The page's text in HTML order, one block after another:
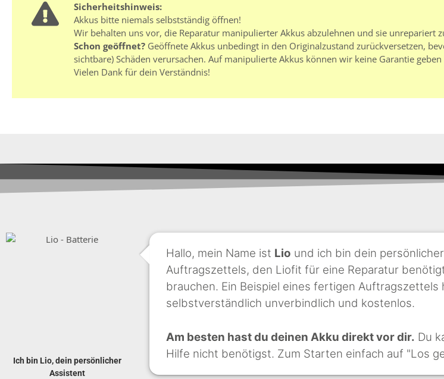
Sicherheitshinweis:
Akkus bitte niemals selbstständig öffnen!
Wir behalten uns vor, die Reparatur manipulierter Akkus abzulehnen und sie unrepariert
Schon geöffnet?Geöffnete Akkus unbedingt in den Originalzustand zurückversetzen,
sichtbare) Schäden verursachen. Auf manipulierte Akkus können wir keine Garantie
Vielen Dank für dein Verständnis!
Ich bin Lio, dein persönlicher
Assistent
Hallo, mein Name ist Lio und ich bin dein
Auftragszettels, den Liofit für eine Reparatur
brauchen. Ein Beispiel eines fertigen
selbstverständlich unverbindlich und kostenlos.
Am besten hast du deinen Akku direkt vor dir. Du
Hilfe nicht benötigst. Zum Starten einfach auf "Los